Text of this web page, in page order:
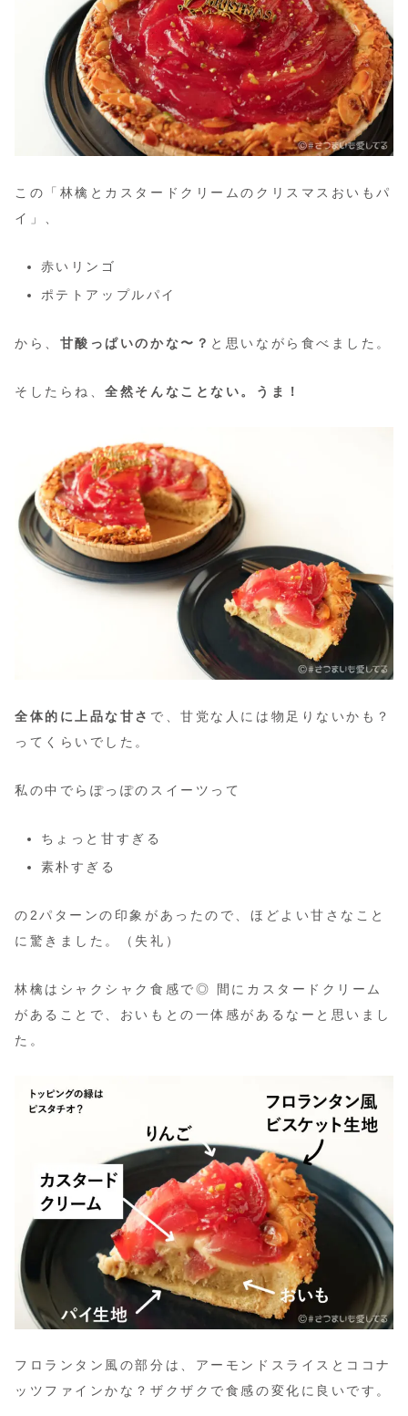
この「林檎とカスタードクリームのクリスマスおいもパ
イ」、
赤いリンゴ
ポテトアップルパイ
から、 甘酸っぱいのかな〜？ と思いながら食べました。
そしたらね、全然そんなことない。うま！
全体的に上品な甘さ で、甘党な人には物足りないかも？
ってくらいでした。
私の中でらぽっぽのスイーツって
ちょっと甘すぎる
素朴すぎる
の2パターンの印象があったので、ほどよい甘さなこと
に驚きました。（失礼）
林檎はシャクシャク食感で◎ 間にカスタードクリーム
があることで、おいもとの一体感があるなーと思いまし
た。
フロランタン風の部分は、アーモンドスライスとココナ
ッツファインかな？ザクザクで食感の変化に良いです。